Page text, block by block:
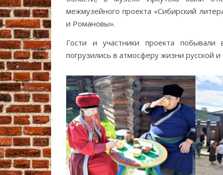
межмузейного проекта «Сибирский
и Романовы».
Гости и участники проекта побывали
погрузились в атмосферу жизни русской